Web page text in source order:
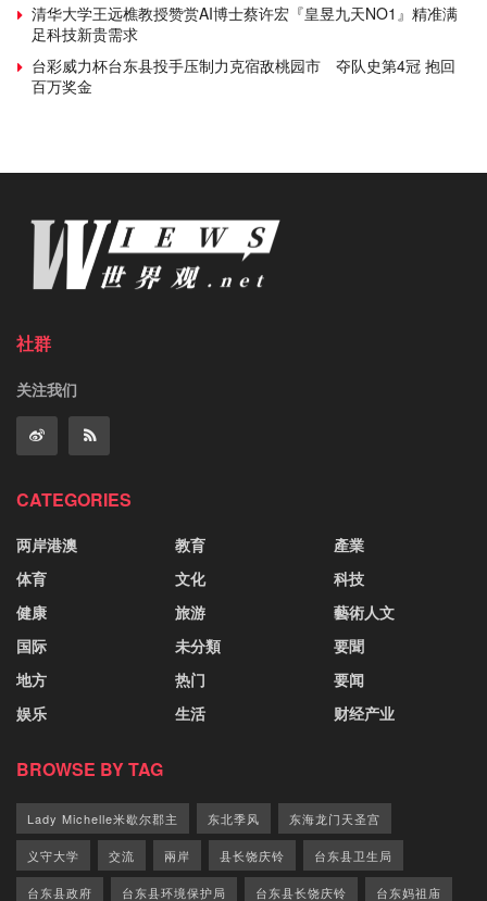
清华大学王远樵教授赞赏AI博士蔡许宏『皇昱九天NO1』精准满
足科技新贵需求
台彩威力杯台东县投手压制力克宿敌桃园市 夺队史第4冠 抱回
百万奖金
社群
关注我们
CATEGORIES
两岸港澳
体育
健康
国际
地方
娱乐
教育
文化
旅游
未分類
热门
生活
產業
科技
藝術人文
要聞
要闻
财经产业
BROWSE BY TAG
Lady Michelle米歇尔郡主 东北季风 东海龙门天圣宫
义守大学 交流 兩岸 县长饶庆铃 台东县卫生局
台东县政府 台东县环境保护局 台东县长饶庆铃 台东妈祖庙